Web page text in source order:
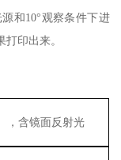
源和10°观察条件下进
印出来。
，含镜面反射光